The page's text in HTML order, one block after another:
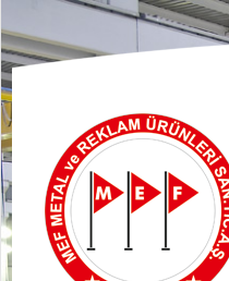
займ онлайн